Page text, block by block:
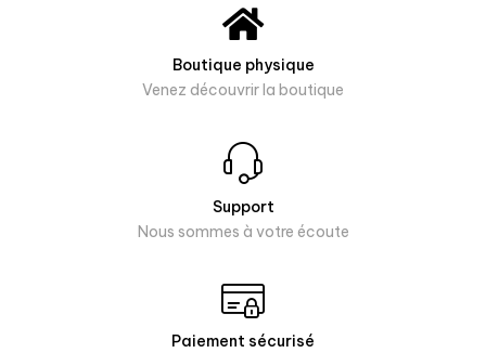
Boutique physique
Venez découvrir la boutique
Support
Nous sommes à votre écoute
Paiement sécurisé